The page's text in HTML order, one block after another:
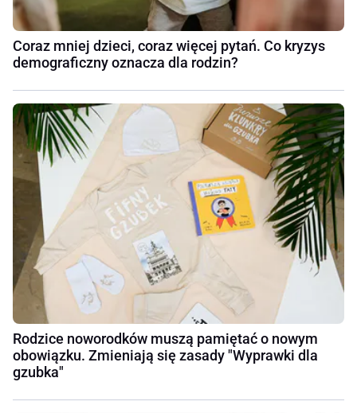
Coraz mniej dzieci, coraz więcej pytań. Co kryzys
demograficzny oznacza dla rodzin?
Rodzice noworodków muszą pamiętać o nowym
obowiązku. Zmieniają się zasady "Wyprawki dla
gzubka"